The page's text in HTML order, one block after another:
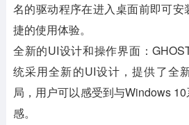
名的驱动程序在进入桌面前即可
捷的使用体验。
全新的UI设计和操作界面 ：
统采用全新的UI设计，提供了全
局，用户可以感受到与Windows
感。